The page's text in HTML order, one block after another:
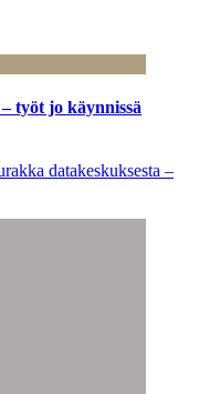
työt jo käynnissä
datakeskuksesta –